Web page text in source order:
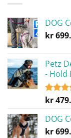
DOG
kr
Petz
- Hold
Vurdert
kr
DOG
kr